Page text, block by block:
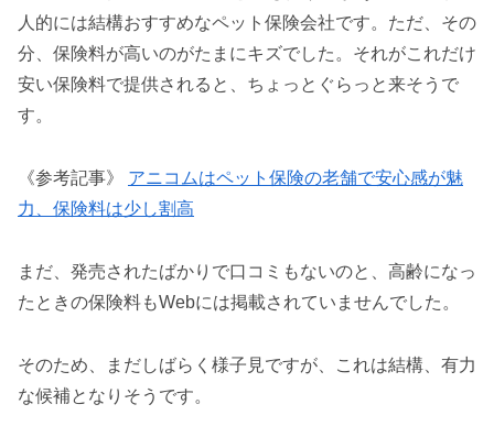
人的には結構おすすめなペット保険会社です。ただ、その
分、保険料が高いのがたまにキズでした。それがこれだけ
安い保険料で提供されると、ちょっとぐらっと来そうで
す。
《参考記事》 アニコムはペット保険の老舗で安心感が魅
力、保険料は少し割高
まだ、発売されたばかりで口コミもないのと、高齢になっ
たときの保険料もWebには掲載されていませんでした。
そのため、まだしばらく様子見ですが、これは結構、有力
な候補となりそうです。